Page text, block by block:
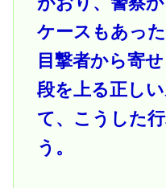
ケースもあっ
目撃者から寄
段を上る正し
て、こうした
う。